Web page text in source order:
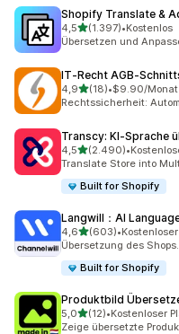
Shopify Translate &
4,5von 5 Sternen
(1.397)
1397 Rezensionen
•Kostenlos
Übersetzen und
IT‑Recht
4,9von 5 Sternen
(18)
18 Rezensionen
•$9.90/Monat
Rechtssicherheit:
Transcy: KI‑Sprache
4,5von 5 Sternen
(2.490)
2490 Rezensionen
•
Translate Store into
Built for Shopify
Langwill：AI
4,6von 5 Sternen
(603)
603 Rezensionen
•
Übersetzung des
Built for Shopify
Produktbild
5,0von 5 Sternen
(12)
12 Rezensionen
•Kostenloser
Zeige übersetzte